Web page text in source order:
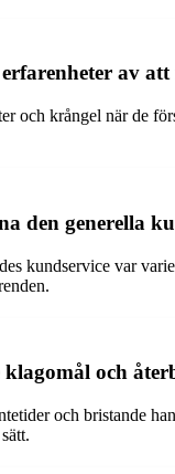
av
och krångel när de
den generella
kundservice var
och
och bristande